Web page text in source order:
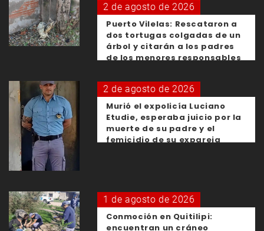
2 de agosto de 2026
Puerto Vilelas: Rescataron a
dos tortugas colgadas de un
árbol y citarán a los padres
de los menores responsables
2 de agosto de 2026
Murió el expolicía Luciano
Etudie, esperaba juicio por la
muerte de su padre y el
femicidio de su expareja
1 de agosto de 2026
Conmoción en Quitilipi:
encuentran un cráneo